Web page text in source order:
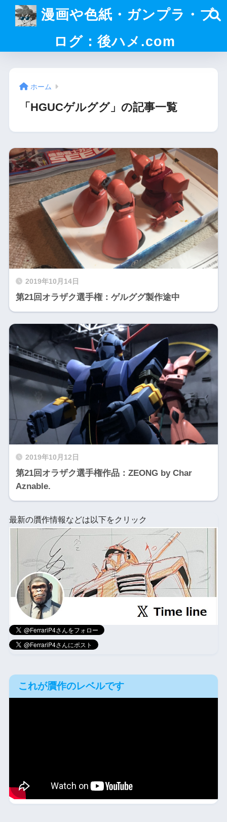
漫画や色紙・ガンプラ・ブ
ログ：後ハメ.com
ホーム
「HGUCゲルググ」の記事一覧
2019年10月14日
第21回オラザク選手権：ゲルググ製作途中
2019年10月12日
第21回オラザク選手権作品：ZEONG by Char
Aznable.
最新の贋作情報などは以下をクリック
これが贋作のレベルです